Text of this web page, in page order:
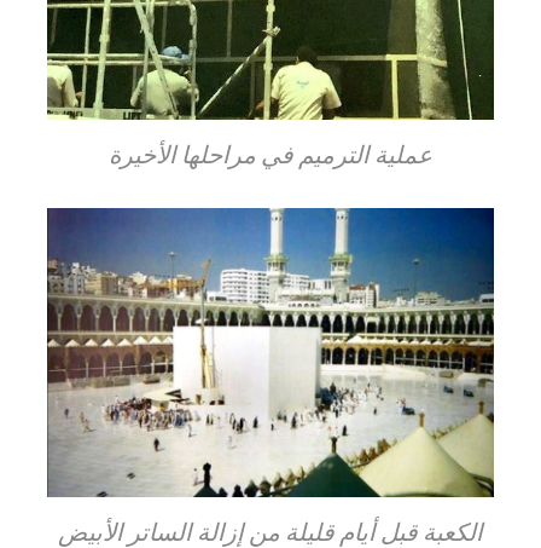
عملية الترميم في مراحلها الأخيرة
الكعبة قبل أيام قليلة من إزالة الساتر الأبيض